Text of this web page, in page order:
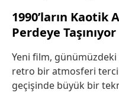
1990’ların Kaotik
Perdeye Taşınıyor
Yeni film,
retro bir atmosferi
geçişinde büyük bir